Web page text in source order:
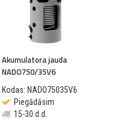
Akumulatora jauda
NADO750/35V6
Kodas: NADO75035V6
Piegādāsim
15-30 d.d.